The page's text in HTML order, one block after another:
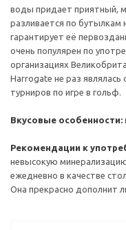
воды придает приятный,
разливается по бутылкам
гарантирует её
очень популярен по
организациях
Harrogate не раз
турниров по игре в гольф.
Вкусовые особенности:
Рекомендации к
невысокую
ежедневно в качестве
Она прекрасно дополнит